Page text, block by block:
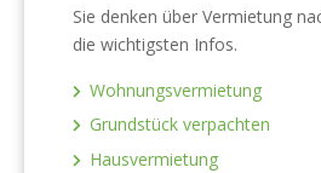
Sie denken über Vermietung
die wichtigsten Infos.
Wohnungsvermietung
Grundstück verpachten
Hausvermietung